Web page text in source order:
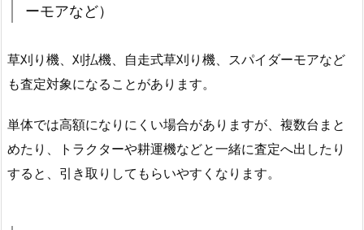
ーモアなど）
草刈り機、刈払機、自走式草刈り機、スパイダーモアなど
も査定対象になることがあります。
単体では高額になりにくい場合がありますが、複数台まと
めたり、トラクターや耕運機などと一緒に査定へ出したり
すると、引き取りしてもらいやすくなります。